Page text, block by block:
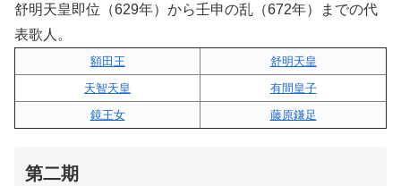
舒明天皇即位（629年）から壬申の乱（672年）までの代
表歌人。
額田王
舒明天皇
天智天皇
有間皇子
鏡王女
藤原鎌足
第二期